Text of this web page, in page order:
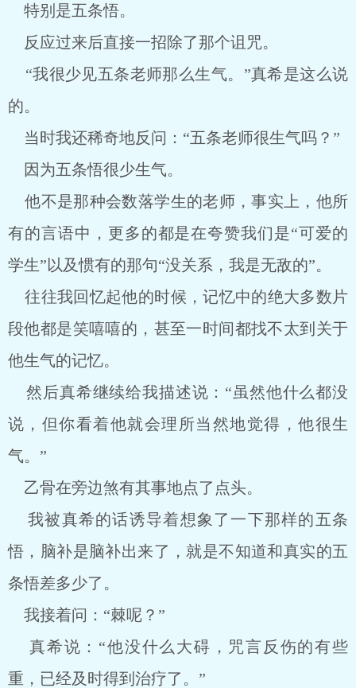
特别是五条悟。
反应过来后直接一招除了那个诅咒。
“我很少见五条老师那么生气。”真希是这么说
的。
当时我还稀奇地反问：“五条老师很生气吗？”
因为五条悟很少生气。
他不是那种会数落学生的老师，事实上，他所
有的言语中，更多的都是在夸赞我们是“可爱的
学生”以及惯有的那句“没关系，我是无敌的”。
往往我回忆起他的时候，记忆中的绝大多数片
段他都是笑嘻嘻的，甚至一时间都找不太到关于
他生气的记忆。
然后真希继续给我描述说：“虽然他什么都没
说，但你看着他就会理所当然地觉得，他很生
气。”
乙骨在旁边煞有其事地点了点头。
我被真希的话诱导着想象了一下那样的五条
悟，脑补是脑补出来了，就是不知道和真实的五
条悟差多少了。
我接着问：“棘呢？”
真希说：“他没什么大碍，咒言反伤的有些
重，已经及时得到治疗了。”